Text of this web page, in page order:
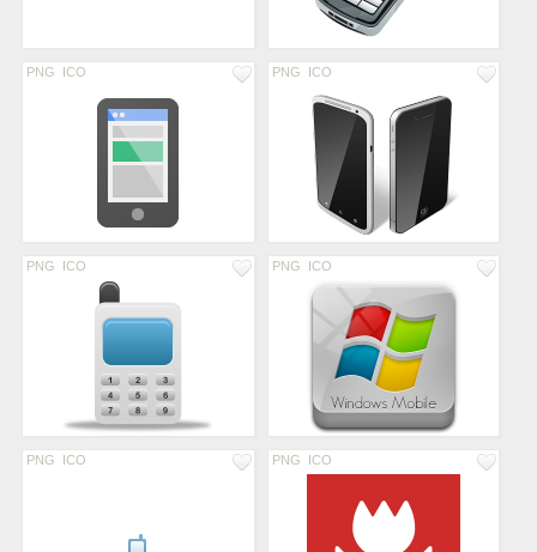
PNG ICO PNG ICO
PNG ICO PNG ICO
PNG ICO PNG ICO